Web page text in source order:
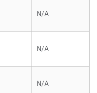
N/A
N/A
N/A